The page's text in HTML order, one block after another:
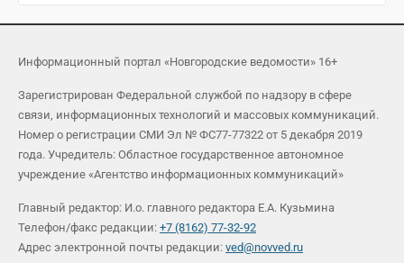
Информационный портал «Новгородские ведомости» 16+
Зарегистрирован Федеральной службой по надзору в сфере
связи, информационных технологий и массовых коммуникаций.
Номер о регистрации СМИ Эл № ФС77-77322 от 5 декабря 2019
года. Учредитель: Областное государственное автономное
учреждение «Агентство информационных коммуникаций»
Главный редактор: И.о. главного редактора Е.А. Кузьмина
Телефон/факс редакции: +7 (8162) 77-32-92
Адрес электронной почты редакции: ved@novved.ru